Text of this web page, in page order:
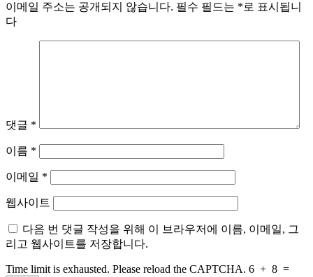
이메일 주소는 공개되지 않습니다. 필수 필드는 *로 표시됩니
다
댓글 *
이름 *
이메일 *
웹사이트
다음 번 댓글 작성을 위해 이 브라우저에 이름, 이메일, 그
리고 웹사이트를 저장합니다.
Time limit is exhausted. Please reload the CAPTCHA. 6 + 8 =